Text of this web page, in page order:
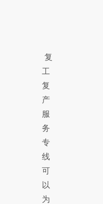
复
工
复
产
服
务
专
线
可
以
为